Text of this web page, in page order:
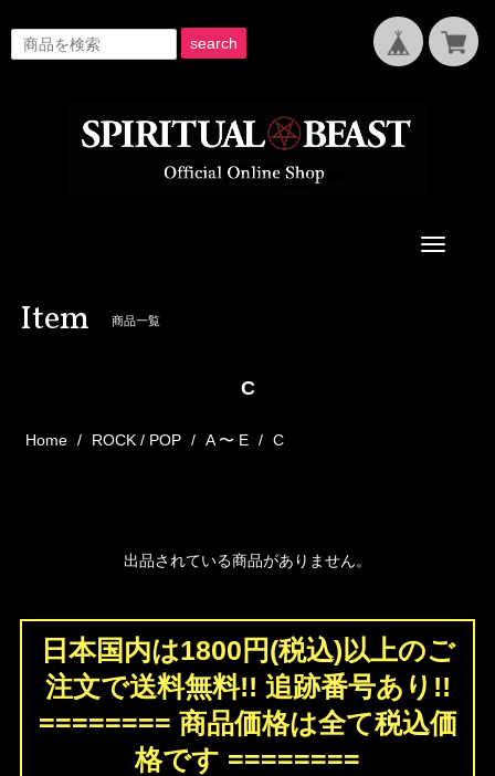
search
Toggle
Item 商品一覧
C
Home ROCK / POP A 〜 E C
出品されている商品がありません。
日本国内は1800円(税込)以上のご
注文で送料無料!! 追跡番号あり!!
======== 商品価格は全て税込価
格です ========